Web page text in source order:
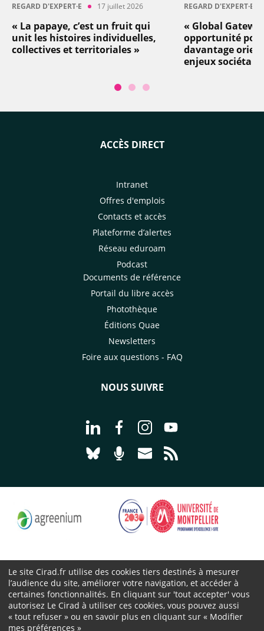
REGARD D'EXPERT·E 17 juillet 2026
« La papaye, c’est un fruit qui
unit les histoires individuelles,
collectives et territoriales »
REGARD D'EXPERT·E
« Global
opportunité
davantage
enjeux
ACCÈS DIRECT
Intranet
Offres d'emplois
Contacts et accès
Plateforme d’alertes
Réseau eduroam
Podcast
Documents de référence
Portail du libre accès
Photothèque
Éditions Quae
Newsletters
Foire aux questions - FAQ
NOUS SUIVRE
Aller à la page Nous suivre sur
Aller à la page Nous suivre sur
Aller à la page Nous
Aller à la page
Aller à la page Nous suivre sur
Aller à la page Nourrir le
Aller à la page Nous
Cirad 2026 ©
Mentions légales
Protection des données personnelles
Le site Cirad.fr utilise des cookies tiers destinés à mesurer
l’audience du site, améliorer votre navigation, et accéder à
certaines fonctionnalités. En cliquant sur 'tout accepter' vous
autorisez Le Cirad à utiliser ces cookies, vous pouvez aussi
« tout refuser » ou en savoir plus en cliquant sur « Modifier
mes préférences »